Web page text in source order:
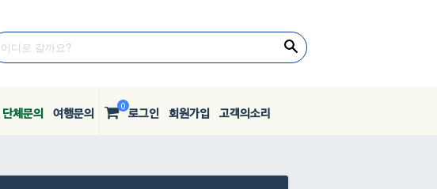
단체문의 여행문의 0 로그인 회원가입 고객의소리